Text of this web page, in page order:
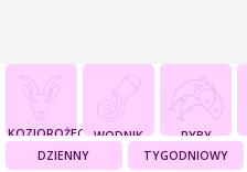
KOZIOROŻEC WODNIK RYBY
DZIENNY
TYGODNIOWY